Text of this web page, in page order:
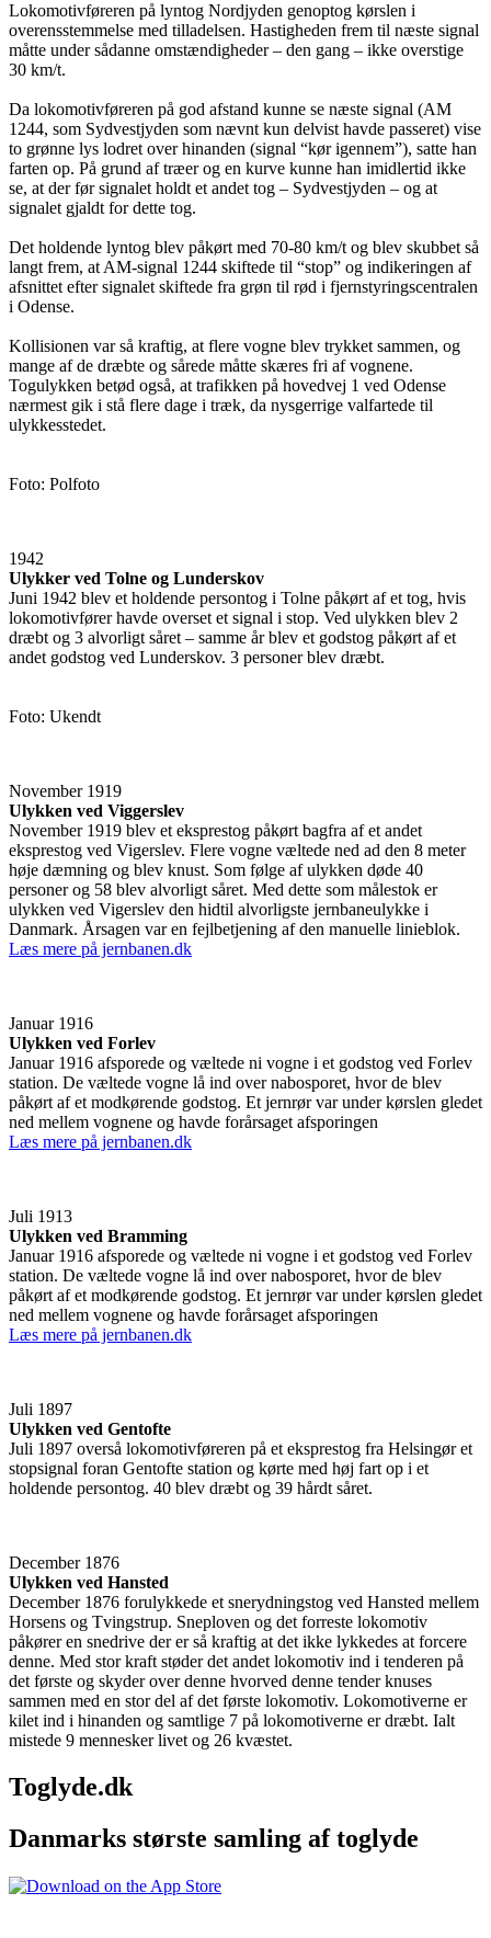
Lokomotivføreren på lyntog Nordjyden genoptog kørslen i
overensstemmelse med tilladelsen. Hastigheden frem til næste signal
måtte under sådanne omstændigheder – den gang – ikke overstige
30 km/t.
Da lokomotivføreren på god afstand kunne se næste signal (AM
1244, som Sydvestjyden som nævnt kun delvist havde passeret) vise
to grønne lys lodret over hinanden (signal “kør igennem”), satte han
farten op. På grund af træer og en kurve kunne han imidlertid ikke
se, at der før signalet holdt et andet tog – Sydvestjyden – og at
signalet gjaldt for dette tog.
Det holdende lyntog blev påkørt med 70-80 km/t og blev skubbet så
langt frem, at AM-signal 1244 skiftede til “stop” og indikeringen af
afsnittet efter signalet skiftede fra grøn til rød i fjernstyringscentralen
i Odense.
Kollisionen var så kraftig, at flere vogne blev trykket sammen, og
mange af de dræbte og sårede måtte skæres fri af vognene.
Togulykken betød også, at trafikken på hovedvej 1 ved Odense
nærmest gik i stå flere dage i træk, da nysgerrige valfartede til
ulykkesstedet.
Foto: Polfoto
1942
Ulykker ved Tolne og Lunderskov
Juni 1942 blev et holdende persontog i Tolne påkørt af et tog, hvis
lokomotivfører havde overset et signal i stop. Ved ulykken blev 2
dræbt og 3 alvorligt såret – samme år blev et godstog påkørt af et
andet godstog ved Lunderskov. 3 personer blev dræbt.
Foto: Ukendt
November 1919
Ulykken ved Viggerslev
November 1919 blev et eksprestog påkørt bagfra af et andet
eksprestog ved Vigerslev. Flere vogne væltede ned ad den 8 meter
høje dæmning og blev knust. Som følge af ulykken døde 40
personer og 58 blev alvorligt såret. Med dette som målestok er
ulykken ved Vigerslev den hidtil alvorligste jernbaneulykke i
Danmark. Årsagen var en fejlbetjening af den manuelle linieblok.
Læs mere på jernbanen.dk
Januar 1916
Ulykken ved Forlev
Januar 1916 afsporede og væltede ni vogne i et godstog ved Forlev
station. De væltede vogne lå ind over nabosporet, hvor de blev
påkørt af et modkørende godstog. Et jernrør var under kørslen gledet
ned mellem vognene og havde forårsaget afsporingen
Læs mere på jernbanen.dk
Juli 1913
Ulykken ved Bramming
Januar 1916 afsporede og væltede ni vogne i et godstog ved Forlev
station. De væltede vogne lå ind over nabosporet, hvor de blev
påkørt af et modkørende godstog. Et jernrør var under kørslen gledet
ned mellem vognene og havde forårsaget afsporingen
Læs mere på jernbanen.dk
Juli 1897
Ulykken ved Gentofte
Juli 1897 overså lokomotivføreren på et eksprestog fra Helsingør et
stopsignal foran Gentofte station og kørte med høj fart op i et
holdende persontog. 40 blev dræbt og 39 hårdt såret.
December 1876
Ulykken ved Hansted
December 1876 forulykkede et snerydningstog ved Hansted mellem
Horsens og Tvingstrup. Sneploven og det forreste lokomotiv
påkører en snedrive der er så kraftig at det ikke lykkedes at forcere
denne. Med stor kraft støder det andet lokomotiv ind i tenderen på
det første og skyder over denne hvorved denne tender knuses
sammen med en stor del af det første lokomotiv. Lokomotiverne er
kilet ind i hinanden og samtlige 7 på lokomotiverne er dræbt. Ialt
mistede 9 mennesker livet og 26 kvæstet.
Toglyde.dk
Danmarks største samling af toglyde